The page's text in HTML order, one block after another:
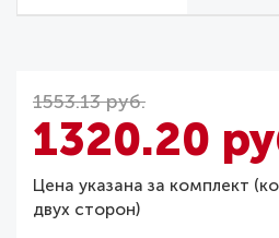
1553.13 руб.
1320.20
Цена указана за комплект
двух сторон)